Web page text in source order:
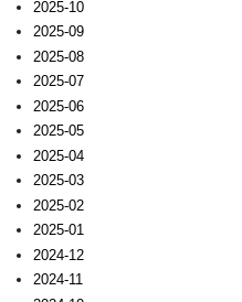
2025-10
2025-09
2025-08
2025-07
2025-06
2025-05
2025-04
2025-03
2025-02
2025-01
2024-12
2024-11